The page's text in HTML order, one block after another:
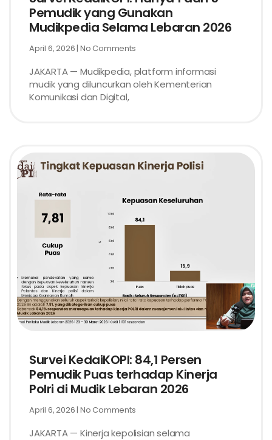
Pemudik yang Gunakan
Mudikpedia Selama Lebaran 2026
April 6, 2026 No Comments
JAKARTA — Mudikpedia, platform informasi
mudik yang diluncurkan oleh Kementerian
Komunikasi dan Digital,
Survei KedaiKOPI: 84,1 Persen
Pemudik Puas terhadap Kinerja
Polri di Mudik Lebaran 2026
April 6, 2026 No Comments
JAKARTA — Kinerja kepolisian selama